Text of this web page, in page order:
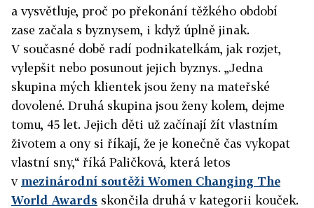
a vysvětluje, proč po překonání těžkého období
zase začala s byznysem, i když úplně jinak.
V současné době radí podnikatelkám, jak rozjet,
vylepšit nebo posunout jejich byznys. „Jedna
skupina mých klientek jsou ženy na mateřské
dovolené. Druhá skupina jsou ženy kolem, dejme
tomu, 45 let. Jejich děti už začínají žít vlastním
životem a ony si říkají, že je konečně čas vykopat
vlastní sny,“ říká Paličková, která letos
v mezinárodní soutěži Women Changing The
World Awards skončila druhá v kategorii kouček.